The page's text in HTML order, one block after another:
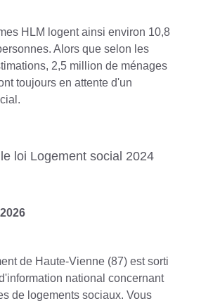
HLM logent ainsi environ 10,8
Alors que selon les
2,5 million de ménages
toujours en attente d'un
loi Logement social 2024
de Haute-Vienne (87) est sorti
national concernant
de logements sociaux. Vous